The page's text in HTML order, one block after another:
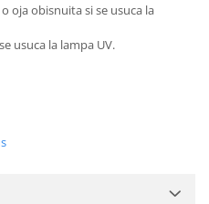
oja obisnuita si se usuca la
usuca la lampa UV.